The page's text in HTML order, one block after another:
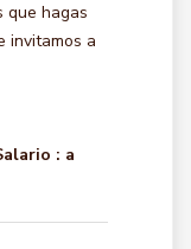
que hagas
invitamos a
: a